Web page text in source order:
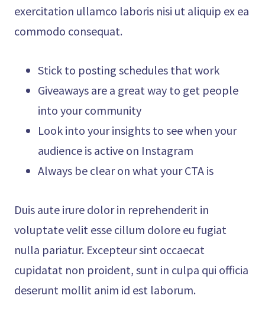
exercitation ullamco laboris nisi ut aliquip ex ea
commodo consequat.
Stick to posting schedules that work
Giveaways are a great way to get people
into your community
Look into your insights to see when your
audience is active on Instagram
Always be clear on what your CTA is
Duis aute irure dolor in reprehenderit in
voluptate velit esse cillum dolore eu fugiat
nulla pariatur. Excepteur sint occaecat
cupidatat non proident, sunt in culpa qui officia
deserunt mollit anim id est laborum.